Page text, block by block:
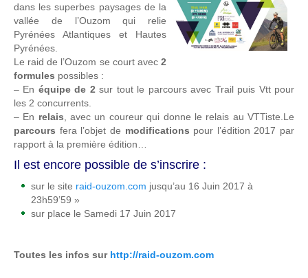
dans les superbes paysages de la
vallée de l’Ouzom qui relie
Pyrénées Atlantiques et Hautes
Pyrénées.
Le raid de l’Ouzom se court avec 2
formules possibles :
– En équipe de 2sur tout le parcours avec Trail puis Vtt pour
les 2 concurrents.
– En relais, avec un coureur qui donne le relais au VTTiste.Le
parcours fera l’objet de modifications pour l’édition 2017 par
rapport à la première édition…
Il est encore possible de s’inscrire :
sur le site raid-ouzom.com jusqu’au 16 Juin 2017 à
23h59’59 »
sur place le Samedi 17 Juin 2017
Toutes les infos surhttp://raid-ouzom.com